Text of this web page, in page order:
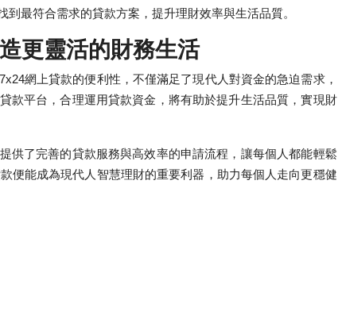
最符合需求的貸款方案，提升理財效率與生活品質。
更靈活的財務生活
網上貸款的便利性，不僅滿足了現代人對資金的急迫需求，
款平台，合理運用貸款資金，將有助於提升生活品質，實現財
供了完善的貸款服務與高效率的申請流程，讓每個人都能輕鬆
便能成為現代人智慧理財的重要利器，助力每個人走向更穩健